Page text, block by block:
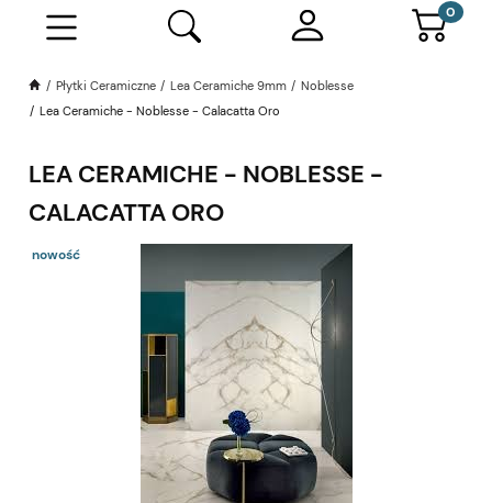
Płytki Ceramiczne Lea Ceramiche 9mm
Noblesse
Lea Ceramiche - Noblesse - Calacatta Oro
LEA CERAMICHE - NOBLESSE -
CALACATTA ORO
nowość